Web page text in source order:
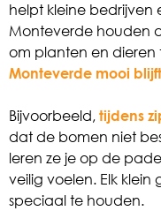
helpt kleine bedrijven
Monteverde houden
om planten en dieren
Monteverde mooi
Bijvoorbeeld, tijdens
dat de bomen niet
leren ze je op de
veilig voelen. Elk
speciaal te houden.